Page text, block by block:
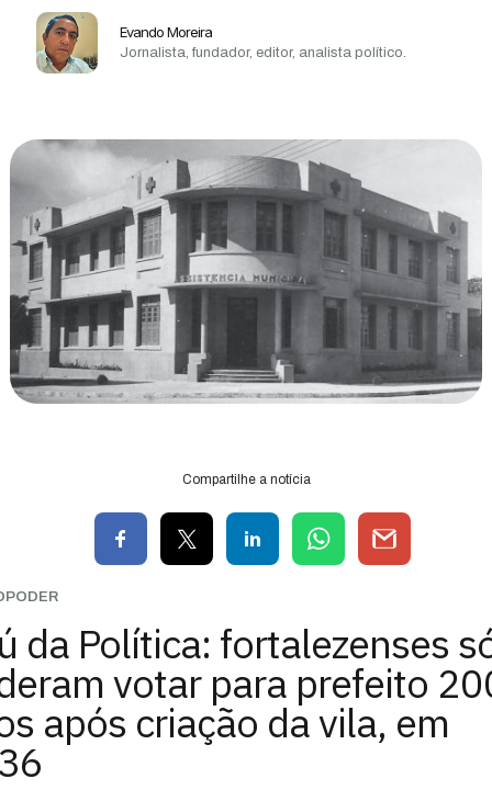
Evando Moreira
Jornalista, fundador, editor, analista político.
Compartilhe a notícia
da Política: fortalezenses
votar para prefeito
após criação da vila, em